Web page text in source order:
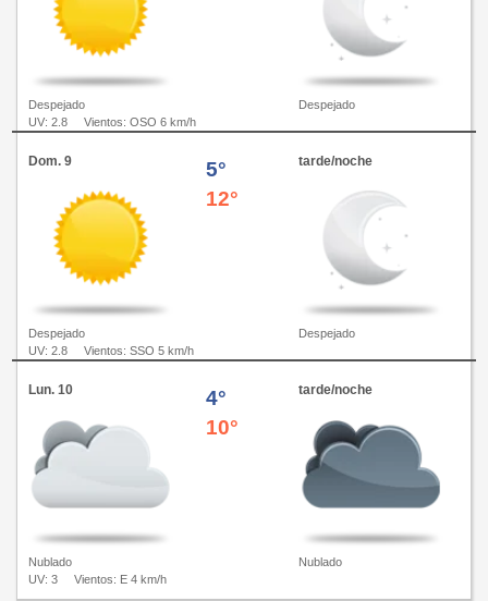
Despejado
Despejado
UV: 2.8
Vientos: OSO 6 km/h
Dom. 9
Despejado
5°
12°
tarde/noche
Despejado
UV: 2.8
Vientos: SSO 5 km/h
Lun. 10
Nublado
4°
10°
tarde/noche
Nublado
UV: 3
Vientos: E 4 km/h